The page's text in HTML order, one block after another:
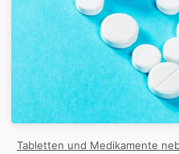
Tabletten und Medikamente